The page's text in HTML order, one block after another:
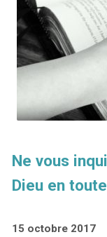
Ne vous
Dieu en
15 octobre 2017